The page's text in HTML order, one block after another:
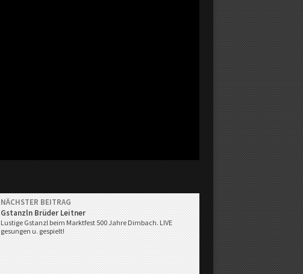
NÄCHSTER BEITRAG
Gstanzln Brüder Leitner
Lustige Gstanzl beim Marktfest 500 Jahre Dimbach. LIVE
gesungen u. gespielt!